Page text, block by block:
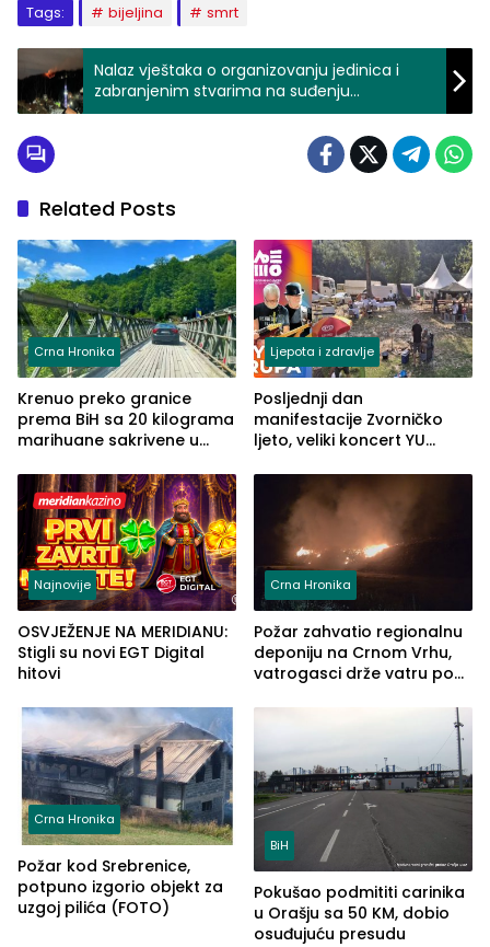
Tags: bijeljina smrt
Nalaz vještaka o organizovanju jedinica i
zabranjenim stvarima na suđenju
optuženom za ratni zločin u Jusićima kod
Related Posts
Crna Hronika
Krenuo preko granice
prema BiH sa 20 kilograma
marihuane sakrivene u
Ljepota i zdravlje
Posljednji dan
manifestacije Zvorničko
ljeto, veliki koncert YU
ove godine
Najnovije
OSVJEŽENJE NA MERIDIANU:
Stigli su novi EGT Digital
hitovi
Crna Hronika
Požar zahvatio regionalnu
deponiju na Crnom Vrhu,
vatrogasci drže vatru pod
Crna Hronika
Požar kod Srebrenice,
potpuno izgorio objekt za
uzgoj pilića (FOTO)
BiH
Pokušao podmititi carinika
u Orašju sa 50 KM, dobio
osuđujuću presudu